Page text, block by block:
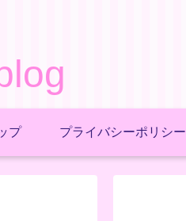
プ プライバシーポリシー